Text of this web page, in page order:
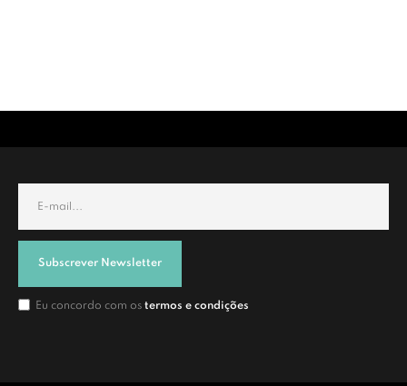
Subscrever Newsletter
Eu concordo com os termos e condições